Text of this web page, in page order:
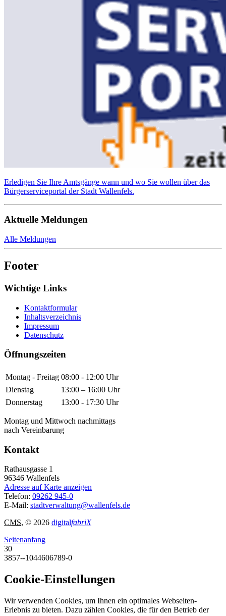
Erledigen Sie Ihre Amtsgänge wann und wo Sie wollen über das
Bürgerserviceportal der Stadt Wallenfels.
Aktuelle Meldungen
Alle Meldungen
Footer
Wichtige Links
Kontaktformular
Inhaltsverzeichnis
Impressum
Datenschutz
Öffnungszeiten
Montag - Freitag 08:00 - 12:00 Uhr
Dienstag
13:00 – 16:00 Uhr
Donnerstag
13:00 - 17:30 Uhr
Montag und Mittwoch nachmittags
nach Vereinbarung
Kontakt
Rathausgasse 1
96346 Wallenfels
Adresse auf Karte anzeigen
Telefon: 09262 945-0
E-Mail: stadtverwaltung@wallenfels.de
CMS, © 2026 digitalfabriX
Seitenanfang
30
3857--1044606789-0
Cookie-Einstellungen
Wir verwenden Cookies, um Ihnen ein optimales Webseiten-
Erlebnis zu bieten. Dazu zählen Cookies, die für den Betrieb der